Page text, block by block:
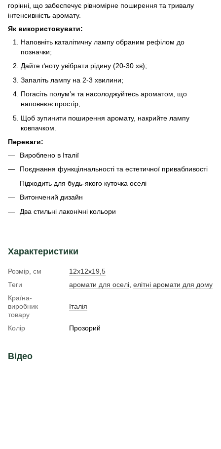
горінні, що забеспечує рівномірне поширення та тривалу
інтенсивність аромату.
Як використовувати:
Наповніть каталітичну лампу обраним рефілом до
позначки;
Дайте ґноту увібрати рідину (20-30 хв);
Запаліть лампу на 2-3 хвилини;
Погасіть полум’я та насолоджуйтесь ароматом, що
наповнює простір;
Щоб зупинити поширення аромату, накрийте лампу
ковпачком.
Переваги:
Вироблено в Італії
Поєднання функцілнальності та естетичної привабливості
Підходить для будь-якого куточка оселі
Витончений дизайн
Два стильні лаконічні кольори
Характеристики
Розмір, см
12х12х19,5
Теги
аромати для оселі елітні аромати для дому
Країна-
виробник
товару
Італія
Колір Прозорий
Відео